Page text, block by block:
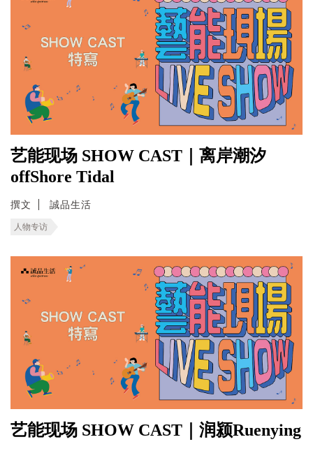
艺能现场 SHOW CAST｜离岸潮汐
offShore Tidal
撰文 誠品生活
人物专访
艺能现场 SHOW CAST｜润颍Ruenying